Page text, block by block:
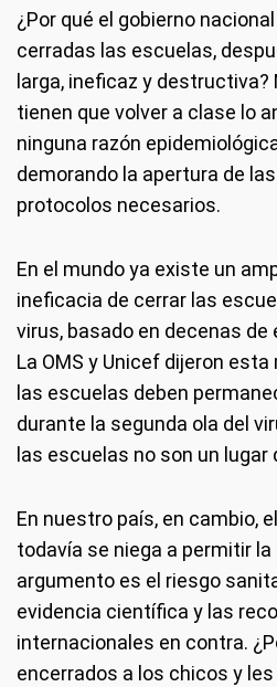
¿Por qué el gobierno
cerradas las escuelas,
larga, ineficaz y
tienen que volver a clase lo
ninguna razón
demorando la apertura de
protocolos necesarios.
En el mundo ya existe un
ineficacia de cerrar las
virus, basado en decenas
La OMS y Unicef dijeron
las escuelas deben
durante la segunda ola del
las escuelas no son un
En nuestro país, en cambio,
todavía se niega a permitir
argumento es el riesgo
evidencia científica y las
internacionales en contra.
encerrados a los chicos y